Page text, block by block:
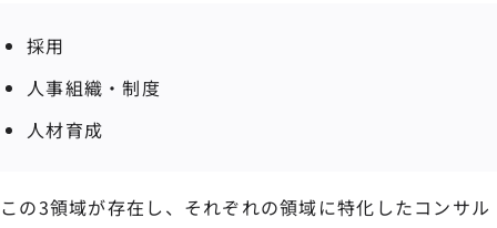
採用
人事組織・制度
人材育成
この3領域が存在し、それぞれの領域に特化したコンサル